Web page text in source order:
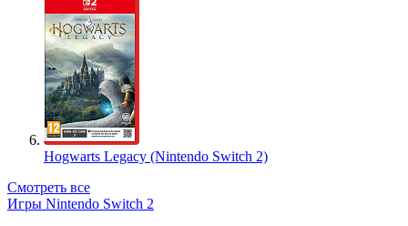
Hogwarts Legacy (Nintendo Switch 2)
Смотреть все
Игры Nintendo Switch 2